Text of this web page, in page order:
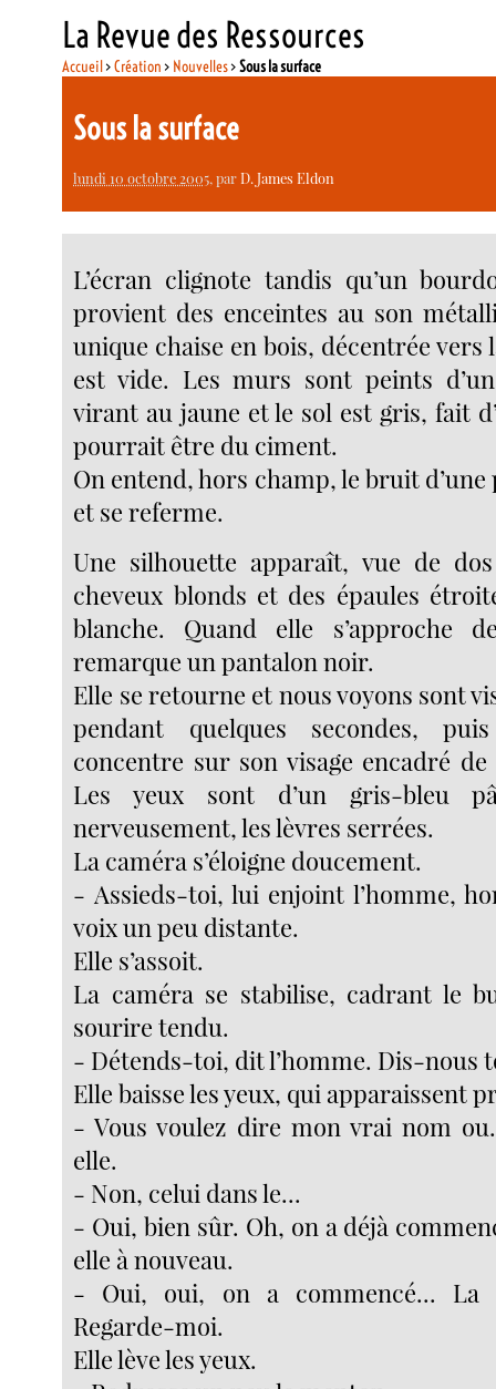
La Revue des Ressources
Accueil>Création > Nouvelles>Sous la surface
Sous la surface
lundi 10 octobre 2005, parD. James Eldon
L’écran clignote tandis qu’un
provient des enceintes au son
unique chaise en bois, décentrée vers
est vide. Les murs sont peints
virant au jaune et le sol est gris, fait
pourrait être du ciment.
On entend, hors champ, le bruit d’une
et se referme.
Une silhouette apparaît, vue de
cheveux blonds et des épaules
blanche. Quand elle s’approche
remarque un pantalon noir.
Elle se retourne et nous voyons sont
pendant quelques secondes,
concentre sur son visage encadré
Les yeux sont d’un gris-bleu
nerveusement, les lèvres serrées.
La caméra s’éloigne doucement.
- Assieds-toi, lui enjoint l’homme,
voix un peu distante.
Elle s’assoit.
La caméra se stabilise, cadrant le
sourire tendu.
- Détends-toi, dit l’homme. Dis-nous
Elle baisse les yeux, qui apparaissent
- Vous voulez dire mon vrai nom
elle.
- Non, celui dans le...
- Oui, bien sûr. Oh, on a déjà
elle à nouveau.
- Oui, oui, on a commencé... La
Regarde-moi.
Elle lève les yeux.